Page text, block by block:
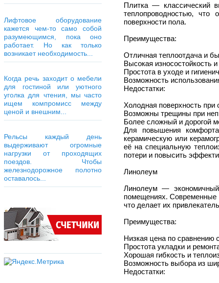
Лифтовое оборудование
кажется чем-то само собой
разумеющимся, пока оно
работает. Но как только
возникает необходимость...
Когда речь заходит о мебели
для гостиной или уютного
уголка для чтения, мы часто
ищем компромисс между
ценой и внешним...
Рельсы каждый день
выдерживают огромные
нагрузки от проходящих
поездов. Чтобы
железнодорожное полотно
оставалось...
Плитка — классический
теплопроводностью, что
поверхности пола.
Преимущества:
Отличная теплоотдача и
Высокая износостойкость
Простота в уходе и
Возможность
Недостатки:
Холодная поверхность при
Возможны трещины при
Более сложный и дорогой
Для повышения
керамическую или
её на специальную
потери и повысить
Линолеум
Линолеум —
помещениях. Современные
что делает их
Преимущества:
Низкая цена по сравнению
Простота укладки и
Хорошая гибкость и
Возможность выбора из
Недостатки: